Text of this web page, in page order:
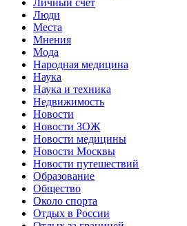
Люди
Места
Мнения
Мода
Народная медицина
Наука
Наука и техника
Недвижимость
Новости
Новости ЗОЖ
Новости медицины
Новости Москвы
Новости путешествий
Образование
Общество
Около спорта
Отдых в России